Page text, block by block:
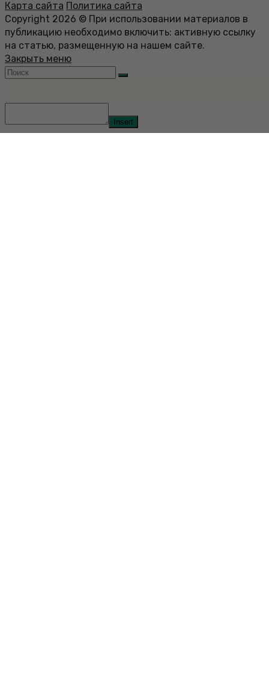
Карта сайта Политика сайта
Copyright 2026 © При использовании материалов в
публикацию необходимо включить: активную ссылку
на статью, размещенную на нашем сайте.
Закрыть меню
Insert